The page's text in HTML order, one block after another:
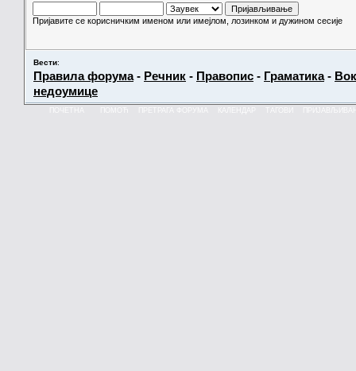
Пријавите се корисничким именом или имејлом, лозинком и дужином сесије
Вести:
Правила форума- Речник - Правопис - Граматика-
недоумице
КАЛЕНДАР